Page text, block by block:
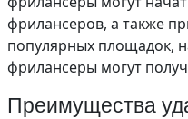
фрилансеров, а также
популярных площадок,
фрилансеры могут
Преимущества